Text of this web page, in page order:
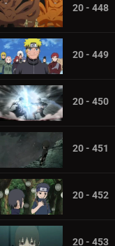
20 - 448
20 - 449
20 - 450
20 - 451
20 - 452
20 - 453